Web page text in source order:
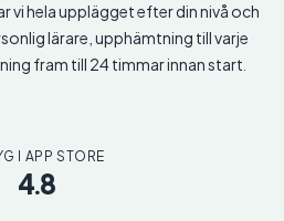
vi hela upplägget efter din nivå och
lärare, upphämtning till varje
fram till 24 timmar innan start.
I APP STORE
4.8